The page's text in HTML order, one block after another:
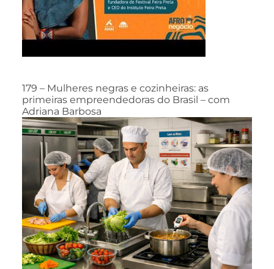
179 – Mulheres negras e cozinheiras: as
primeiras empreendedoras do Brasil – com
Adriana Barbosa